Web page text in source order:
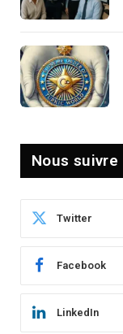
Nous suivre
Twitter
Facebook
LinkedIn